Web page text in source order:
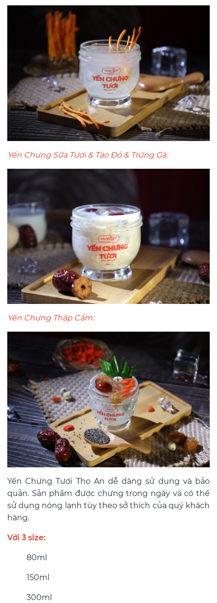
Yến Chưng Sữa Tươi & Táo Đỏ & Trứng Gà:
Yến Chưng Thập Cẩm:
Yến Chưng Tươi Thọ An dễ dàng sử dụng và bảo
quản. Sản phẩm được chưng trong ngày và có thể
sử dụng nóng lạnh tùy theo sở thích của quý khách
hàng.
Với 3 size:
80ml
150ml
300ml